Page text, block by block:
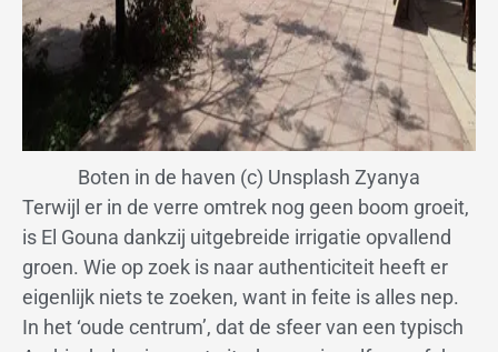
Boten in de haven (c) Unsplash Zyanya
Terwijl er in de verre omtrek nog geen boom groeit,
is El Gouna dankzij uitgebreide irrigatie opvallend
groen. Wie op zoek is naar authenticiteit heeft er
eigenlijk niets te zoeken, want in feite is alles nep.
In het ‘oude centrum’, dat de sfeer van een typisch